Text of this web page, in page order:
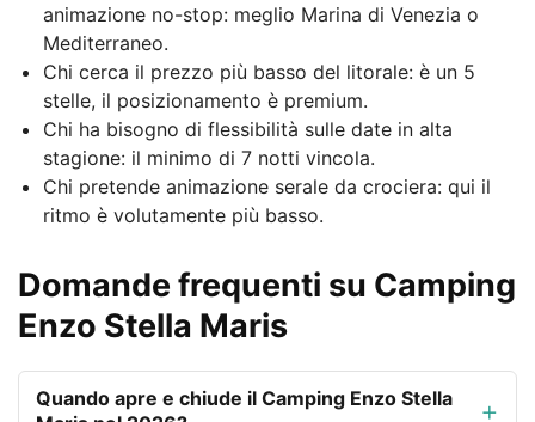
animazione no-stop: meglio Marina di Venezia o
Mediterraneo.
Chi cerca il prezzo più basso del litorale: è un 5
stelle, il posizionamento è premium.
Chi ha bisogno di flessibilità sulle date in alta
stagione: il minimo di 7 notti vincola.
Chi pretende animazione serale da crociera: qui il
ritmo è volutamente più basso.
Domande frequenti su Camping
Enzo Stella Maris
Quando apre e chiude il Camping Enzo Stella